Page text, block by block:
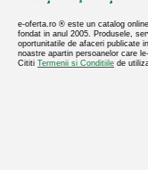
e-oferta.ro ® este un catalog
fondat in anul 2005. Produsele,
oportunitatile de afaceri publicate
noastre apartin persoanelor care
Cititi Termenii si Conditiile de